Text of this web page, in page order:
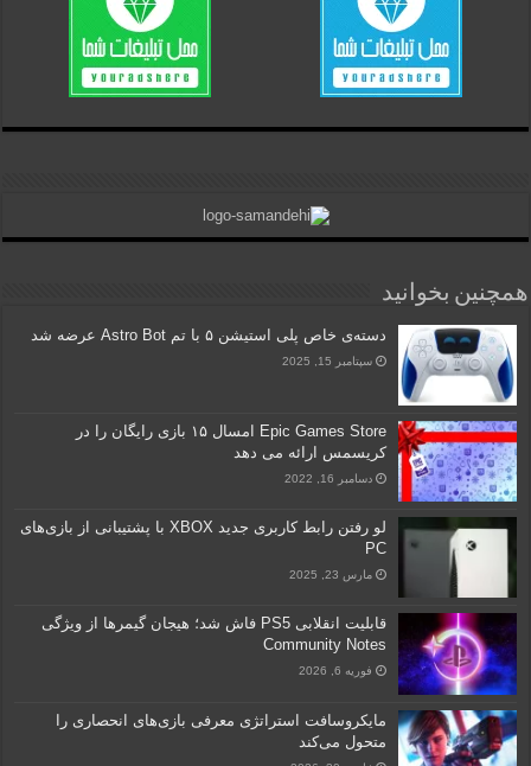
همچنین بخوانید
دسته‌ی خاص پلی استیشن ۵ با تم Astro Bot عرضه شد
سپتامبر 15, 2025
Epic Games Store امسال ۱۵ بازی رایگان را در
کریسمس ارائه می دهد
دسامبر 16, 2022
لو رفتن رابط کاربری جدید XBOX با پشتیبانی از بازی‌های
PC
مارس 23, 2025
قابلیت انقلابی PS5 فاش شد؛ هیجان گیمرها از ویژگی
Community Notes
فوریه 6, 2026
مایکروسافت استراتژی معرفی بازی‌های انحصاری را
متحول می‌کند